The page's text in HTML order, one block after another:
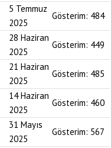
5 Temmuz
2025
Gösterim: 484
28 Haziran
2025
Gösterim: 449
21 Haziran
2025
Gösterim: 485
14 Haziran
2025
Gösterim: 460
31 Mayıs
2025
Gösterim: 567